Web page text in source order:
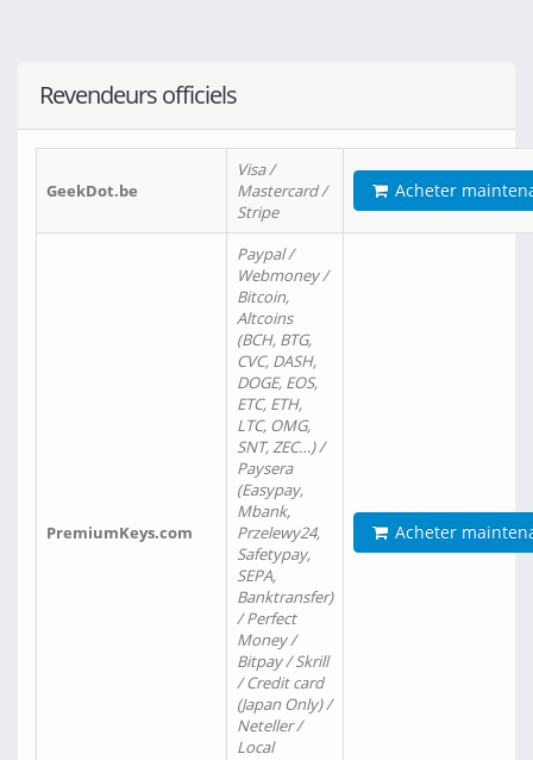
Revendeurs officiels
GeekDot.be
Visa /
Mastercard /
Stripe
Acheter
PremiumKeys.com
Paypal /
Webmoney /
Bitcoin,
Altcoins
(BCH, BTG,
CVC, DASH,
DOGE, EOS,
ETC, ETH,
LTC, OMG,
SNT, ZEC…) /
Paysera
(Easypay,
Mbank,
Przelewy24,
Safetypay,
SEPA,
Banktransfer)
/ Perfect
Money /
Bitpay / Skrill
/ Credit card
(Japan Only) /
Neteller /
Local
Acheter